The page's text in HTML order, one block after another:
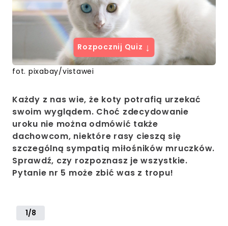
fot. pixabay/vistawei
Rozpocznij Quiz ↓
Każdy z nas wie, że koty potrafią urzekać
swoim wyglądem. Choć zdecydowanie
uroku nie można odmówić także
dachowcom, niektóre rasy cieszą się
szczególną sympatią miłośników mruczków.
Sprawdź, czy rozpoznasz je wszystkie.
Pytanie nr 5 może zbić was z tropu!
1/8